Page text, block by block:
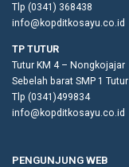
Tlp (0341) 368438
info@kopditkosayu.co.id
TP TUTUR
Tutur KM 4 – Nongkojajar
Sebelah barat SMP 1 Tutur
Tlp (0341)499834
info@kopditkosayu.co.id
PENGUNJUNG WEB